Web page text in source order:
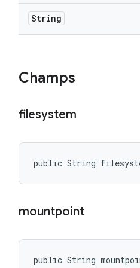
String
Champs
filesystem
public String
mountpoint
public String